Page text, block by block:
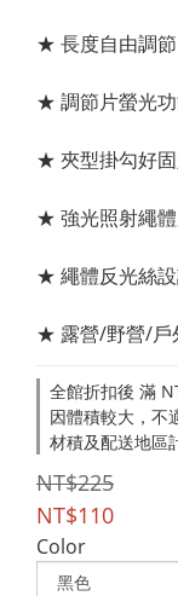
★ 長度自由調節
★ 調節片螢光
★ 夾型掛勾好
★ 強光照射繩
★ 繩體反光絲
★ 露營/野營/戶
全館折扣後 滿
因體積較大，不
材積及配送地
NT$225
NT$110
Color